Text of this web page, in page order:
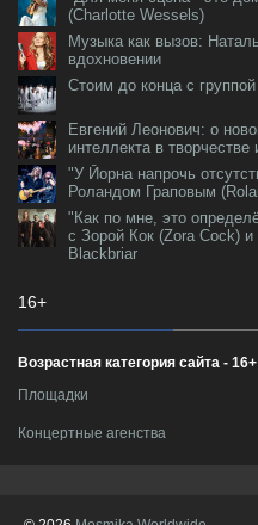
(Charlotte Wessels)
Музыка как вызов:
вдохновении
Стоим до конца с
Евгений Леонович: о
интеллекта в
"У Йорна напрочь
Роландом Граповым
"Как по мне, это
с Зорой Кок (Zora Cock)
Blackbriar
16+
Возрастная категория сайта -
Площадки
Концертные агенства